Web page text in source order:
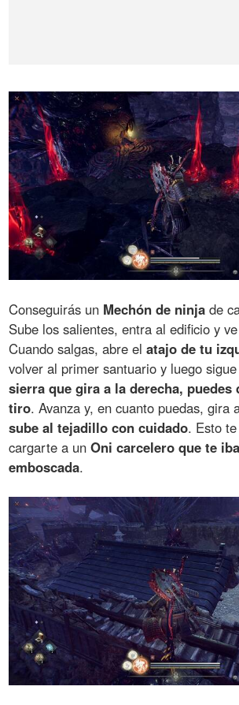
Conseguirás un Mechón de ninja de
Sube los salientes, entra al edificio y
Cuando salgas, abre elatajo de tu
volver al primer santuario y luego
sierra que gira a la derecha,
tiro. Avanza y, en cuanto puedas, gira
sube al tejadillo con cuidado. Esto
cargarte a unOni carcelero que te
emboscada.